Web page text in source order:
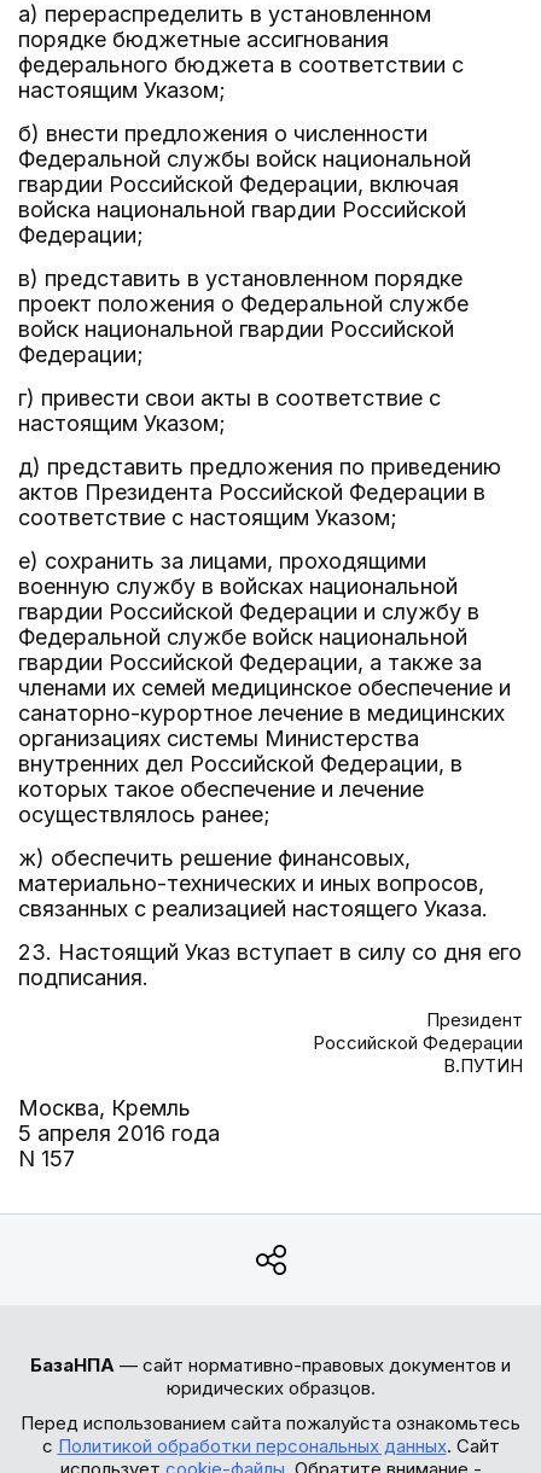
а) перераспределить в установленном
порядке бюджетные ассигнования
федерального бюджета в соответствии с
настоящим Указом;
б) внести предложения о численности
Федеральной службы войск национальной
гвардии Российской Федерации, включая
войска национальной гвардии Российской
Федерации;
в) представить в установленном порядке
проект положения о Федеральной службе
войск национальной гвардии Российской
Федерации;
г) привести свои акты в соответствие с
настоящим Указом;
д) представить предложения по приведению
актов Президента Российской Федерации в
соответствие с настоящим Указом;
е) сохранить за лицами, проходящими
военную службу в войсках национальной
гвардии Российской Федерации и службу в
Федеральной службе войск национальной
гвардии Российской Федерации, а также за
членами их семей медицинское обеспечение и
санаторно-курортное лечение в медицинских
организациях системы Министерства
внутренних дел Российской Федерации, в
которых такое обеспечение и лечение
осуществлялось ранее;
ж) обеспечить решение финансовых,
материально-технических и иных вопросов,
связанных с реализацией настоящего Указа.
23. Настоящий Указ вступает в силу со дня его
подписания.
Президент
Российской Федерации
В.ПУТИН
Москва, Кремль
5 апреля 2016 года
N 157
БазаНПА — сайт нормативно-правовых документов и
юридических образцов.
Перед использованием сайта пожалуйста ознакомьтесь
с Политикой обработки персональных данных. Сайт